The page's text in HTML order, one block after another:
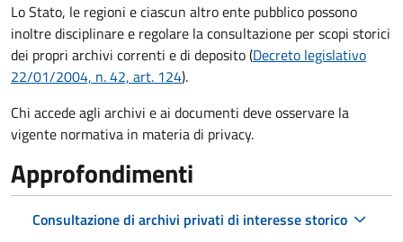
Lo Stato, le regioni e ciascun altro ente pubblico possono
inoltre disciplinare e regolare la consultazione per scopi storici
dei propri archivi correnti e di deposito (Decreto legislativo
22/01/2004, n. 42, art. 124).
Chi accede agli archivi e ai documenti deve osservare la
vigente normativa in materia di privacy.
Approfondimenti
Consultazione di archivi privati di interesse storico